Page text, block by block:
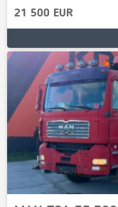
21 500 EUR